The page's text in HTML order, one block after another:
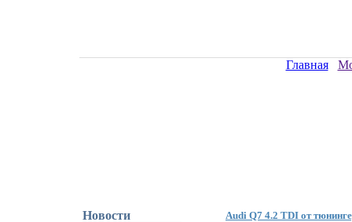
Главная
Новости
Audi Q7 4.2 TDI от